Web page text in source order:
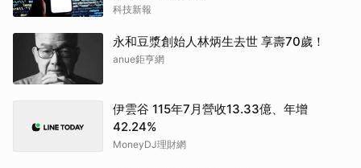
科技新報
永和豆漿創始人林炳生去世 享壽70歲！
anue鉅亨網
伊雲谷 115年7月營收13.33億、年增
42.24%
MoneyDJ理財網